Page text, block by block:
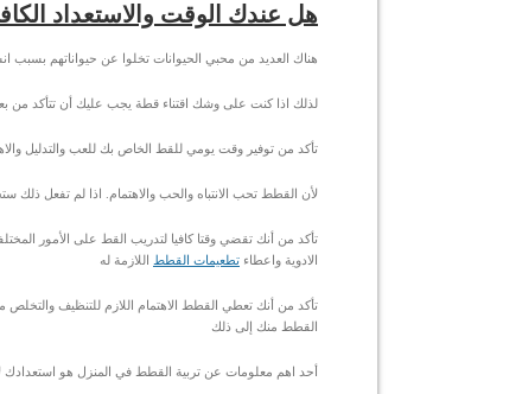
هل عندك الوقت والاستعداد
هناك العديد من محبي الحيوانات تخلوا عن حيواناتهم بسبب
لذلك اذا كنت على وشك اقتناء قطة يجب عليك أن تتأكد من
تأكد من توفير وقت يومي للقط الخاص بك للعب والتدليل
لأن القطط تحب الانتباه والحب والاهتمام. اذا لم تفعل
تأكد من أنك تقضي وقتا كافيا لتدريب القط على الأمور
الادوية واعطاء تطعيمات القطط اللازمة له
تأكد من أنك تعطي القطط الاهتمام اللازم للتنظيف
القطط منك إلى ذلك
أحد اهم معلومات عن تربية القطط في المنزل هو استعدادك